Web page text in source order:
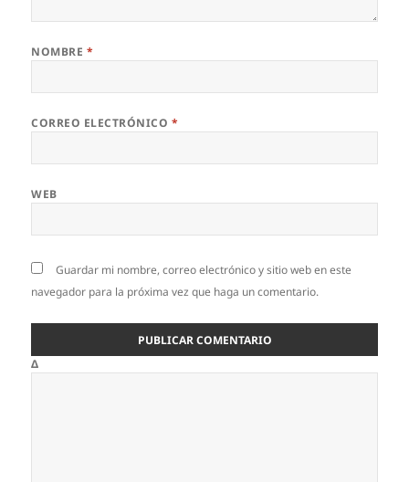
NOMBRE *
CORREO ELECTRÓNICO *
WEB
Guardar mi nombre, correo electrónico y sitio web en este
navegador para la próxima vez que haga un comentario.
Δ